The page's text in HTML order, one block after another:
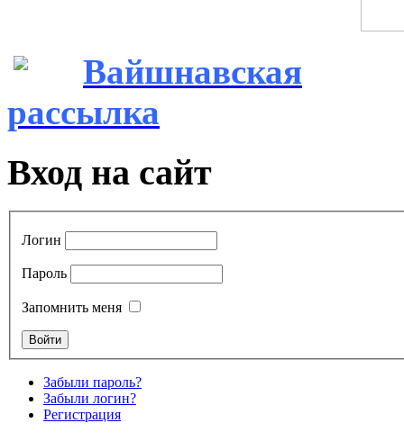
Вайшнавская
рассылка
Вход на сайт
Логин
Пароль
Запомнить меня
Забыли пароль?
Забыли логин?
Регистрация